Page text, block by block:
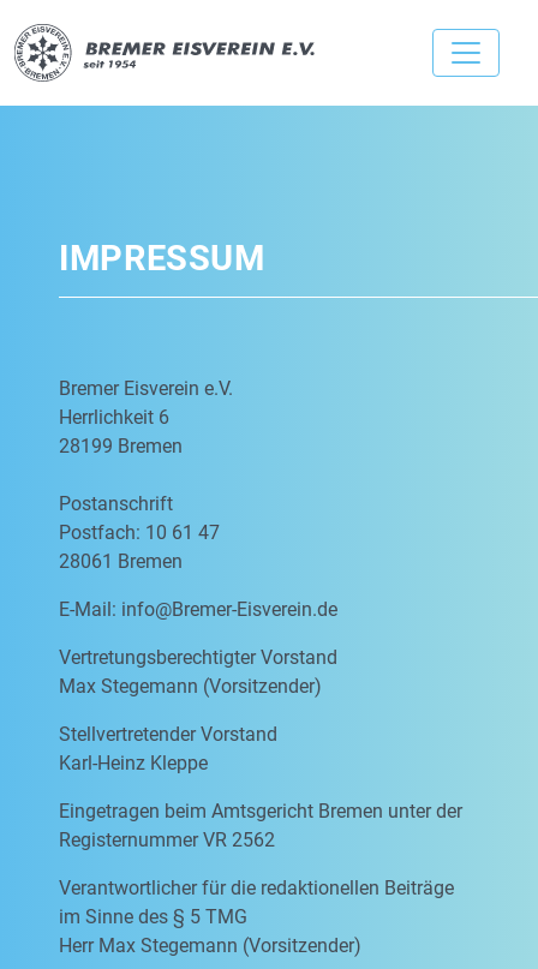
IMPRESSUM
Bremer Eisverein e.V.
Herrlichkeit 6
28199 Bremen
Postanschrift
Postfach: 10 61 47
28061 Bremen
E-Mail: info@Bremer-Eisverein.de
Vertretungsberechtigter Vorstand
Max Stegemann (Vorsitzender)
Stellvertretender Vorstand
Karl-Heinz Kleppe
Eingetragen beim Amtsgericht Bremen unter der
Registernummer VR 2562
Verantwortlicher für die redaktionellen Beiträge
im Sinne des § 5 TMG
Herr Max Stegemann (Vorsitzender)